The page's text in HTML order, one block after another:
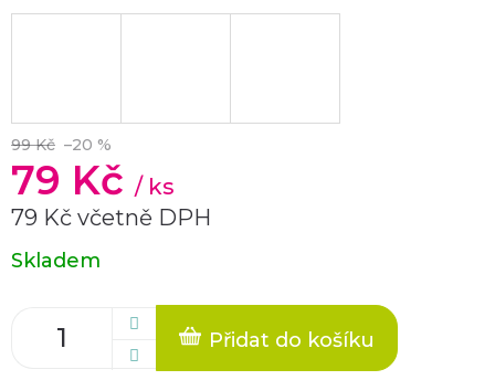
99 Kč –20 %
79 Kč / ks
79 Kč včetně DPH
Měrná
cena:
Skladem
Přidat do košíku